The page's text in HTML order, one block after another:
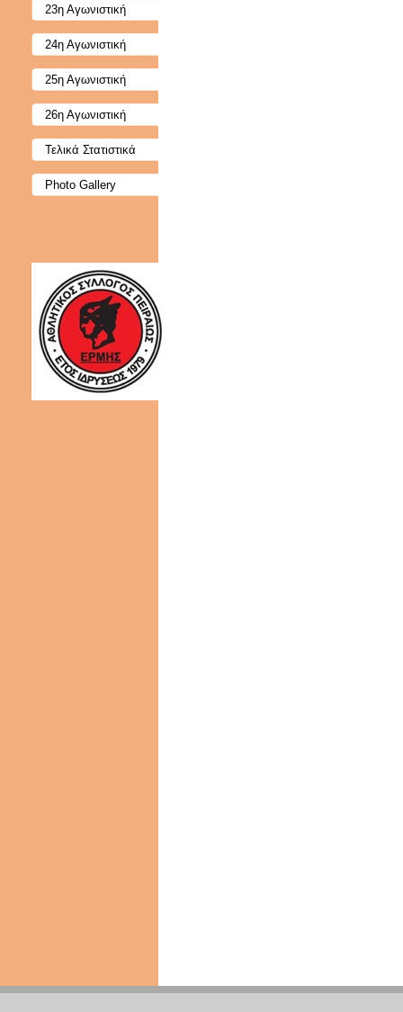
23η Αγωνιστική
24η Αγωνιστική
25η Αγωνιστική
26η Αγωνιστική
Τελικά Στατιστικά
Photo Gallery